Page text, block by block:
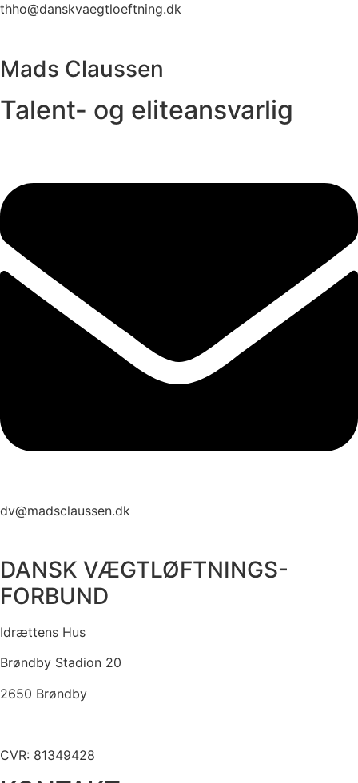
thho@danskvaegtloeftning.dk
Mads Claussen
Talent- og eliteansvarlig
dv@madsclaussen.dk
DANSK VÆGTLØFTNINGS-
FORBUND
Idrættens Hus
Brøndby Stadion 20
2650 Brøndby
CVR: 81349428